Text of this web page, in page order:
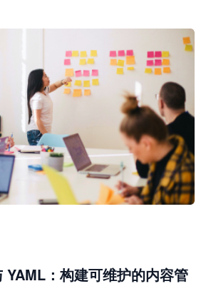
：构建可维护的内容管